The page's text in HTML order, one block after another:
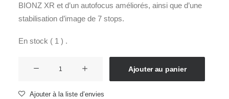
BIONZ XR et d’un autofocus améliorés, ainsi que d’une
stabilisation d’image de 7 stops.
En stock ( 1 ) .
SONY
Ajouter au panier
Ajouter à la liste d’envies